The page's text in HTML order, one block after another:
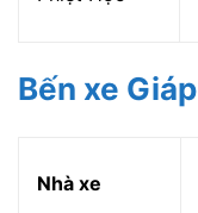
Bến xe
Nhà xe